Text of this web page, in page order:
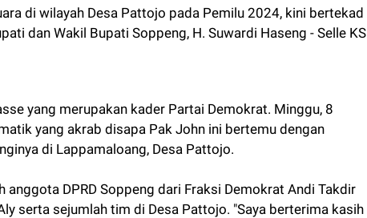
di wilayah Desa Pattojo pada Pemilu 2024, kini bertekad
dan Wakil Bupati Soppeng, H. Suwardi Haseng - Selle KS
yang merupakan kader Partai Demokrat. Minggu, 8
yang akrab disapa Pak John ini bertemu dengan
di Lappamaloang, Desa Pattojo.
anggota DPRD Soppeng dari Fraksi Demokrat Andi Takdir
serta sejumlah tim di Desa Pattojo. "Saya berterima kasih